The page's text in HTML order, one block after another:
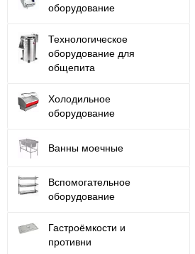
оборудование
Технологическое
оборудование для
общепита
Холодильное
оборудование
Ванны моечные
Вспомогательное
оборудование
Гастроёмкости и
противни